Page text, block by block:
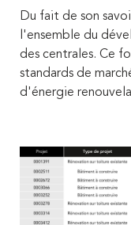
Du fait de son
l'ensemble du
des centrales. Ce
standards de
d'énergie